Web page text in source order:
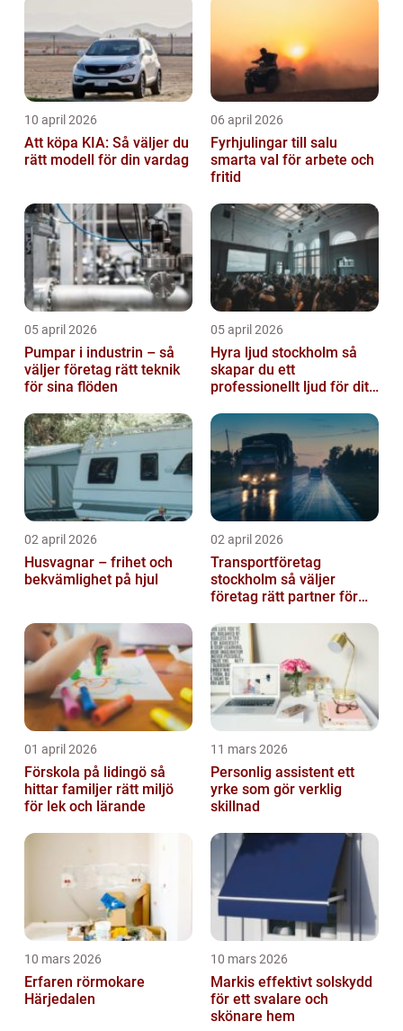
10 april 2026
Att köpa KIA: Så väljer du
rätt modell för din vardag
06 april 2026
Fyrhjulingar till salu
smarta val för arbete och
fritid
05 april 2026
Pumpar i industrin – så
väljer företag rätt teknik
för sina flöden
05 april 2026
Hyra ljud stockholm så
skapar du ett
professionellt ljud för ditt
02 april 2026
Husvagnar – frihet och
bekvämlighet på hjul
02 april 2026
Transportföretag
stockholm så väljer
företag rätt partner för
01 april 2026
Förskola på lidingö så
hittar familjer rätt miljö
för lek och lärande
11 mars 2026
Personlig assistent ett
yrke som gör verklig
skillnad
10 mars 2026
Erfaren rörmokare
Härjedalen
10 mars 2026
Markis effektivt solskydd
för ett svalare och
skönare hem